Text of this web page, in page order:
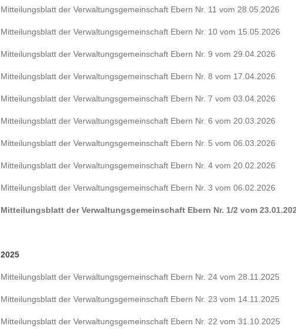
Mitteilungsblatt der Verwaltungsgemeinschaft Ebern Nr. 11 vom 28.05.2026
Mitteilungsblatt der Verwaltungsgemeinschaft Ebern Nr. 10 vom 15.05.2026
Mitteilungsblatt der Verwaltungsgemeinschaft Ebern Nr. 9 vom 29.04.2026
Mitteilungsblatt der Verwaltungsgemeinschaft Ebern Nr. 8 vom 17.04.2026
Mitteilungsblatt der Verwaltungsgemeinschaft Ebern Nr. 7 vom 03.04.2026
Mitteilungsblatt der Verwaltungsgemeinschaft Ebern Nr. 6 vom 20.03.2026
Mitteilungsblatt der Verwaltungsgemeinschaft Ebern Nr. 5 vom 06.03.2026
Mitteilungsblatt der Verwaltungsgemeinschaft Ebern Nr. 4 vom 20.02.2026
Mitteilungsblatt der Verwaltungsgemeinschaft Ebern Nr. 3 vom 06.02.2026
Mitteilungsblatt der Verwaltungsgemeinschaft Ebern Nr. 1/2 vom
2025
Mitteilungsblatt der Verwaltungsgemeinschaft Ebern Nr. 24 vom 28.11.2025
Mitteilungsblatt der Verwaltungsgemeinschaft Ebern Nr. 23 vom 14.11.2025
Mitteilungsblatt der Verwaltungsgemeinschaft Ebern Nr. 22 vom 31.10.2025